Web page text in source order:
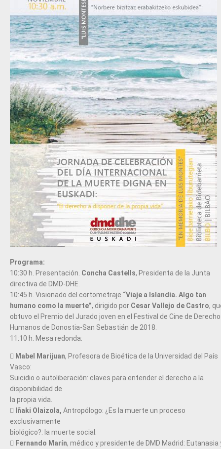
Programa:
10:30 h. Presentación. Concha Castells, Presidenta de la Junta
directiva de DMD-DHE.
10:45 h. Visionado del cortometraje “Viaje a Islandia. Algo tan
humano como la muerte”, dirigido por Cesar Vallejo de Castro,
obtuvo el Premio del Jurado joven en el Festival de Cine de
Humanos de Donostia-San Sebastián de 2018.
11:10 h. Mesa redonda:
 Mabel Marijuan, Profesora de Bioética de la Universidad del País
Vasco:
Suicidio o autoliberación: claves para entender el derecho a la
disponibilidad de
la propia vida.
 Iñaki Olaizola, Antropólogo: ¿Es la muerte un proceso
exclusivamente
biológico?: la muerte social.
 Fernando Marín, médico y presidente de DMD Madrid: Eutanasia